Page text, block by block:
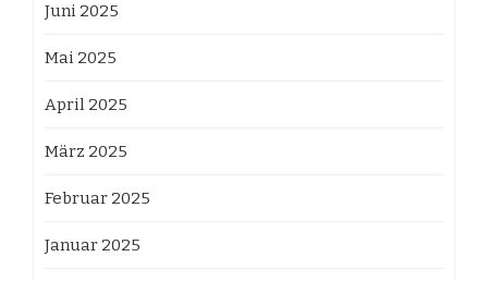
Juni 2025
Mai 2025
April 2025
März 2025
Februar 2025
Januar 2025